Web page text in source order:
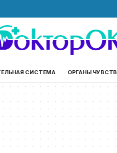
СИСТЕМА ОРГАНЫ ЧУВСТВ